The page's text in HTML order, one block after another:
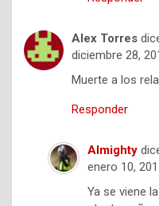
Alex Torres
diciembre 28,
Muerte a los
Responder
Almighty
enero 10,
Ya se viene